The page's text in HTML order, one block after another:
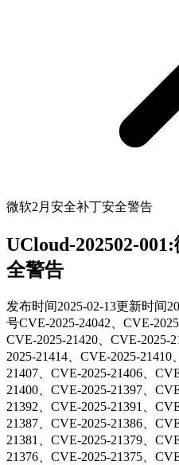
微软2月安全补丁安全警告
UCloud-202502-
全警告
发布时间2025-02-13更新时间
号CVE-2025-24042、CVE-
CVE-2025-21420、CVE-2025-
2025-21414、CVE-2025-
21407、CVE-2025-21406、
21400、CVE-2025-21397、
21392、CVE-2025-21391、
21387、CVE-2025-21386、
21381、CVE-2025-21379、
21376、CVE-2025-21375、